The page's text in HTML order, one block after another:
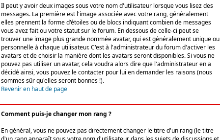
Il peut y avoir deux images sous votre nom d'utilisateur lorsque vous lisez des
messages. La première est l'image associée avec votre rang, généralement
elles prennent la forme d'étoiles ou de blocs indiquant combien de messages
vous avez fait ou votre statut sur le forum. En dessous de celle-ci peut se
trouver une image plus grande nommée avatar, qui est généralement unique ou
personnelle à chaque utilisateur. C'est à l'administrateur du forum d'activer les
avatars et de choisir la manière dont les avatars seront disponibles. Si vous ne
pouvez pas utiliser un avatar, cela voudra alors dire que l'administrateur en a
décidé ainsi, vous pouvez le contacter pour lui en demander les raisons (nous
sommes sûr qu'elles seront bonnes !).
Revenir en haut de page
Comment puis-je changer mon rang ?
En général, vous ne pouvez pas directement changer le titre d'un rang (le titre